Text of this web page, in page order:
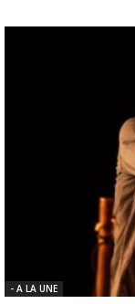
- A LA UNE